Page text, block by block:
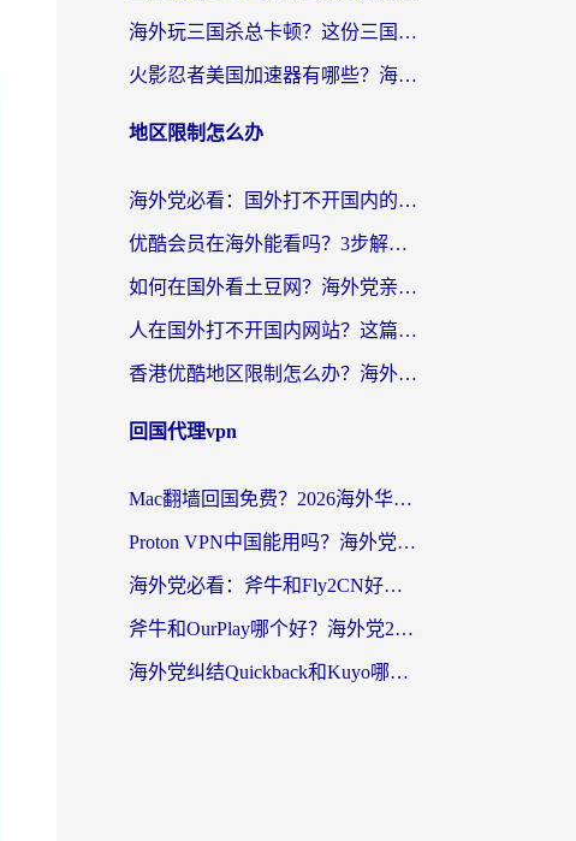
海外玩三国杀总卡顿？这份三国杀游戏加速器指南帮你告别延迟烦恼
火影忍者美国加速器有哪些？海外党亲测的国服游戏加速全攻略（含菲律宾玩三国之刃守望黎明技巧）
地区限制怎么办
海外党必看：国外打不开国内的app怎么办？3步解决你的乡愁
优酷会员在海外能看吗？3步解决海外追剧难题，附实测好用加速器推荐
如何在国外看土豆网？海外党亲测有效的追剧加速器选择指南
人在国外打不开国内网站？这篇攻略帮你无缝解锁国内资源（附交管12123使用技巧）
香港优酷地区限制怎么办？海外党亲测有效的追剧解决方案
回国代理vpn
Mac翻墙回国免费？2026海外华人亲测：从CCTV5直播到国内APP，这样选加速器才靠谱
Proton VPN中国能用吗？海外党选回国加速器的避坑指南（附番茄加速器实测）
海外党必看：斧牛和Fly2CN好用吗？3招教你选对回国加速器（附免费试用攻略）
斧牛和OurPlay哪个好？海外党2026亲测：选对加速器，国内资源秒加载
海外党纠结Quickback和Kuyo哪个好？选对回国加速器才能无缝刷国内资源